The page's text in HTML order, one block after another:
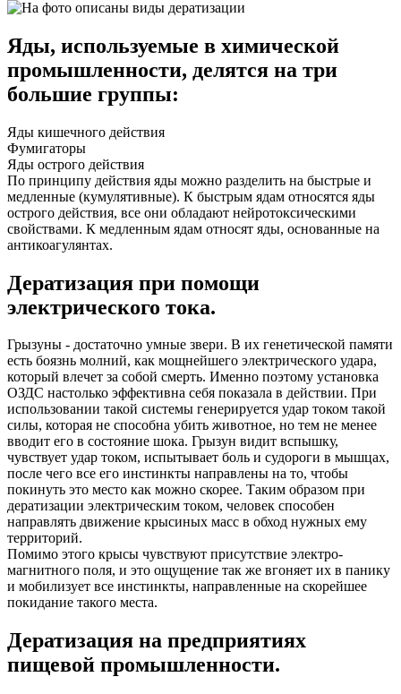
Яды, используемые в химической
промышленности, делятся на три
большие группы:
Яды кишечного действия
Фумигаторы
Яды острого действия
По принципу действия яды можно разделить на быстрые и
медленные (кумулятивные). К быстрым ядам относятся яды
острого действия, все они обладают нейротоксическими
свойствами. К медленным ядам относят яды, основанные на
антикоагулянтах.
Дератизация при помощи
электрического тока.
Грызуны - достаточно умные звери. В их генетической памяти
есть боязнь молний, как мощнейшего электрического удара,
который влечет за собой смерть. Именно поэтому установка
ОЗДС настолько эффективна себя показала в действии. При
использовании такой системы генерируется удар током такой
силы, которая не способна убить животное, но тем не менее
вводит его в состояние шока. Грызун видит вспышку,
чувствует удар током, испытывает боль и судороги в мышцах,
после чего все его инстинкты направлены на то, чтобы
покинуть это место как можно скорее. Таким образом при
дератизации электрическим током, человек способен
направлять движение крысиных масс в обход нужных ему
территорий.
Помимо этого крысы чувствуют присутствие электро-
магнитного поля, и это ощущение так же вгоняет их в панику
и мобилизует все инстинкты, направленные на скорейшее
покидание такого места.
Дератизация на предприятиях
пищевой промышленности.